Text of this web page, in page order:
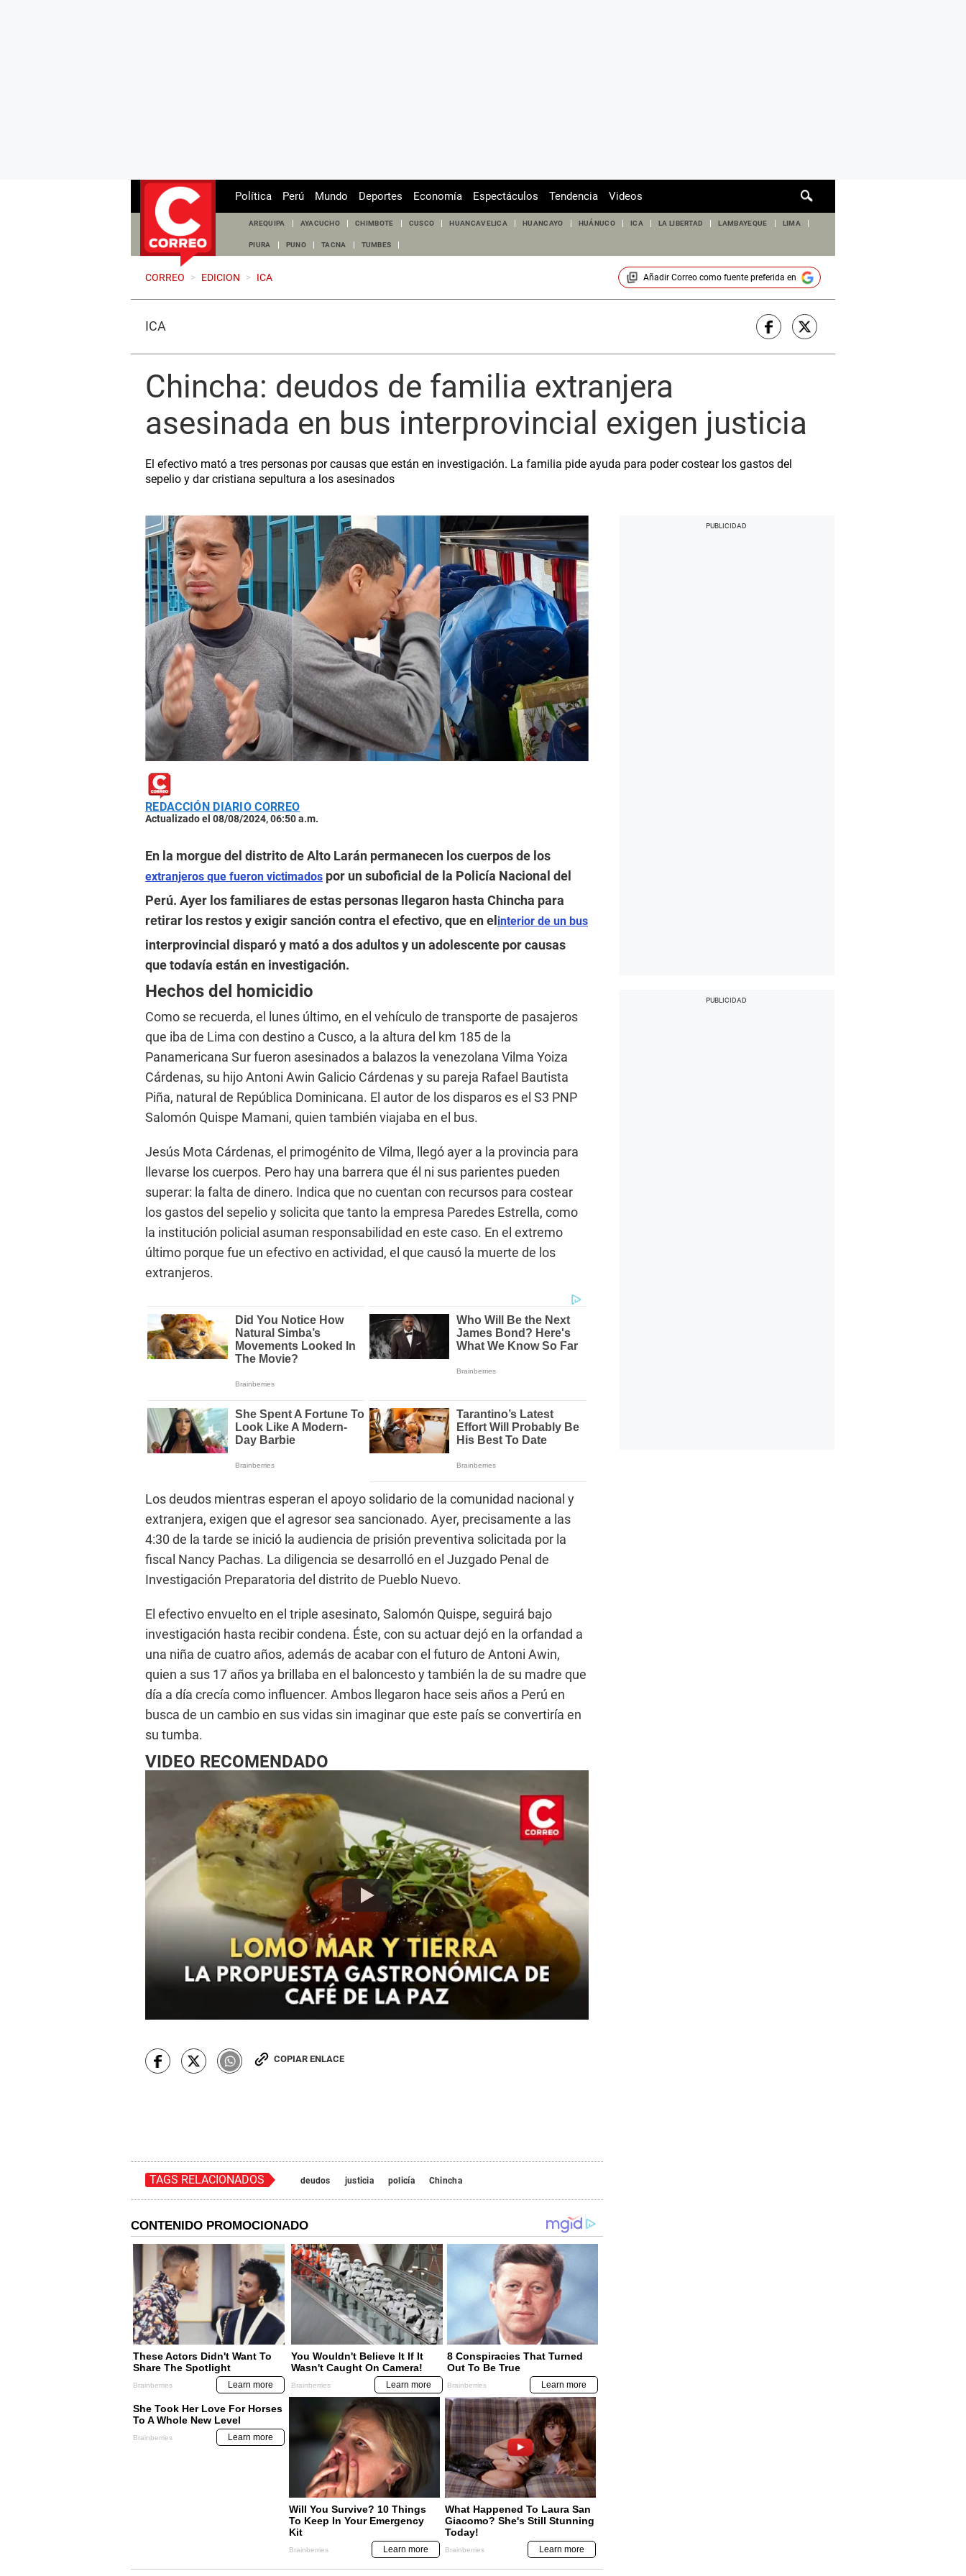
de
Política Perú Mundo Deportes Economía Espectáculos Tendencia Videos
AREQUIPA AYACUCHO CHIMBOTE CUSCO HUANCAVELICA HUANCAYO HUÁNUCO ICA LA LIBERTAD LAMBAYEQUE LIMA
PIURA PUNO TACNA TUMBES
CORREO > EDICION > ICA Añadir Correocomo fuente preferida en
ICA
Chincha: deudos de familia extranjera
asesinada en bus interprovincial exigen justicia
El efectivo mató a tres personas por causas que están en investigación. La familia pide ayuda para poder costear los gastos del
sepelio y dar cristiana sepultura a los asesinados
REDACCIÓN DIARIO CORREO
Actualizado el 08/08/2024, 06:50 a.m.
En la morgue del distrito de Alto Larán permanecen los cuerpos de los
extranjeros que fueron victimados por un suboficial de la Policía Nacional del
Perú. Ayer los familiares de estas personas llegaron hasta Chincha para
retirar los restos y exigir sanción contra el efectivo, que en el interior de un bus
interprovincial disparó y mató a dos adultos y un adolescente por causas
que todavía están en investigación.
Hechos del homicidio
Como se recuerda, el lunes último, en el vehículo de transporte de pasajeros
que iba de Lima con destino a Cusco, a la altura del km 185 de la
Panamericana Sur fueron asesinados a balazos la venezolana Vilma Yoiza
Cárdenas, su hijo Antoni Awin Galicio Cárdenas y su pareja Rafael Bautista
Piña, natural de República Dominicana. El autor de los disparos es el S3 PNP
Salomón Quispe Mamani, quien también viajaba en el bus.
Jesús Mota Cárdenas, el primogénito de Vilma, llegó ayer a la provincia para
llevarse los cuerpos. Pero hay una barrera que él ni sus parientes pueden
superar: la falta de dinero. Indica que no cuentan con recursos para costear
los gastos del sepelio y solicita que tanto la empresa Paredes Estrella, como
la institución policial asuman responsabilidad en este caso. En el extremo
último porque fue un efectivo en actividad, el que causó la muerte de los
extranjeros.
Los deudos mientras esperan el apoyo solidario de la comunidad nacional y
extranjera, exigen que el agresor sea sancionado. Ayer, precisamente a las
4:30 de la tarde se inició la audiencia de prisión preventiva solicitada por la
fiscal Nancy Pachas. La diligencia se desarrolló en el Juzgado Penal de
Investigación Preparatoria del distrito de Pueblo Nuevo.
El efectivo envuelto en el triple asesinato, Salomón Quispe, seguirá bajo
investigación hasta recibir condena. Éste, con su actuar dejó en la orfandad a
una niña de cuatro años, además de acabar con el futuro de Antoni Awin,
quien a sus 17 años ya brillaba en el baloncesto y también la de su madre que
día a día crecía como influencer. Ambos llegaron hace seis años a Perú en
busca de un cambio en sus vidas sin imaginar que este país se convertiría en
su tumba.
VIDEO RECOMENDADO
COPIAR ENLACE
TAGS RELACIONADOS deudos justicia policía Chincha